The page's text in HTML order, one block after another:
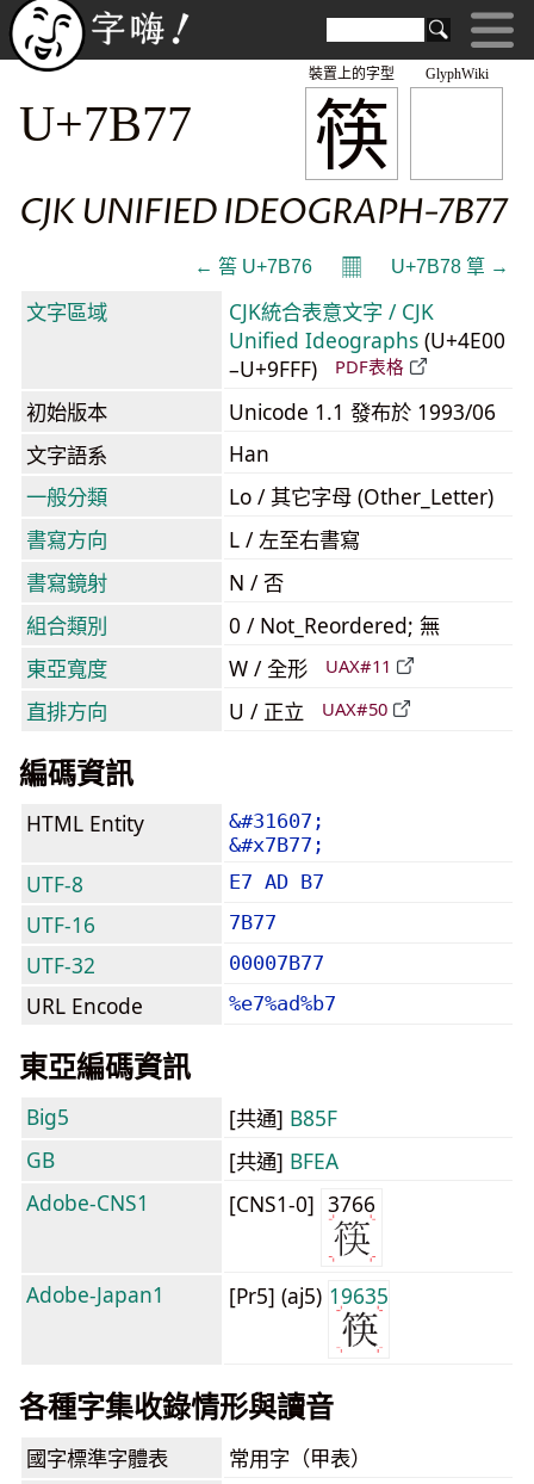
GlyphWiki
筷
裝置上的字型
U+7B77
CJK UNIFIED IDEOGRAPH-7B77
← 筶 U+7B76 𝄜 U+7B78 筸 →
文字區域
CJK統合表意文字 / CJK
Unified Ideographs (U+4E00
–U+9FFF)
PDF表格
初始版本
Unicode 1.1 發布於 1993/06
文字語系
Han
一般分類
Lo / 其它字母 (Other_Letter)
書寫方向
L / 左至右書寫
書寫鏡射
N / 否
組合類別
0 / Not_Reordered; 無
東亞寬度
W / 全形 UAX#11
直排方向 U / 正立 UAX#50
編碼資訊
HTML Entity
&#31607;
&#x7B77;
UTF-8 E7 AD B7
UTF-16 7B77
UTF-32 00007B77
URL Encode %e7%ad%b7
東亞編碼資訊
Big5 [共通] B85F
GB
[共通] BFEA
Adobe-CNS1
[CNS1-0] 3766
Adobe-Japan1 [Pr5] (aj5) 19635
各種字集收錄情形與讀音
國字標準字體表 常用字（甲表）